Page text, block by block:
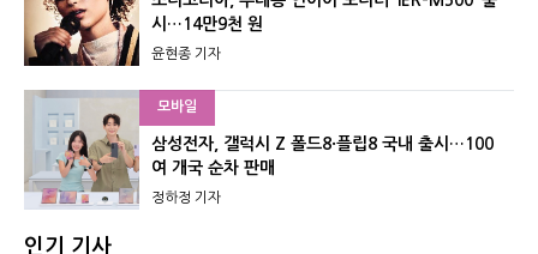
시…14만9천 원
윤현종 기자
모바일
삼성전자, 갤럭시 Z 폴드8·플립8 국내 출시…100
여 개국 순차 판매
정하정 기자
인기 기사